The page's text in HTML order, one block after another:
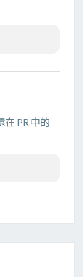
在 PR 中的